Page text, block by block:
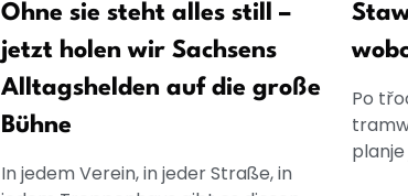
Ohne sie steht alles still –
jetzt holen wir Sachsens
Alltagshelden auf die große
Bühne
In jedem Verein, in jeder Straße, in
Po
planje